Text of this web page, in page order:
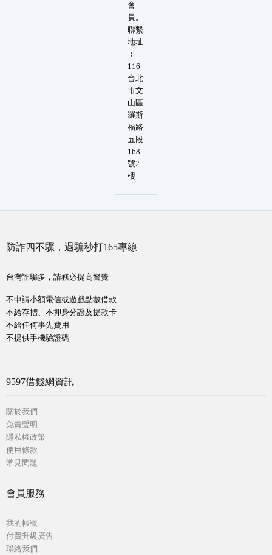
會
員。
聯繫
地址
︰
116
台北
市文
山區
羅斯
福路
五段
168
號2
樓
防詐四不驟，遇騙秒打165專線
台灣詐騙多，請務必提高警覺
不申請小額電信或遊戲點數借款
不給存摺、不押身分證及提款卡
不給任何事先費用
不提供手機驗證碼
9597借錢網資訊
關於我們
免責聲明
隱私權政策
使用條款
常見問題
會員服務
我的帳號
付費升級廣告
聯絡我們